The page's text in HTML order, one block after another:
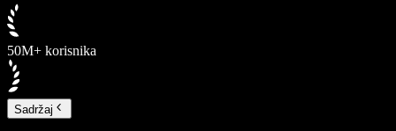
50M+ korisnika
Sadržaj